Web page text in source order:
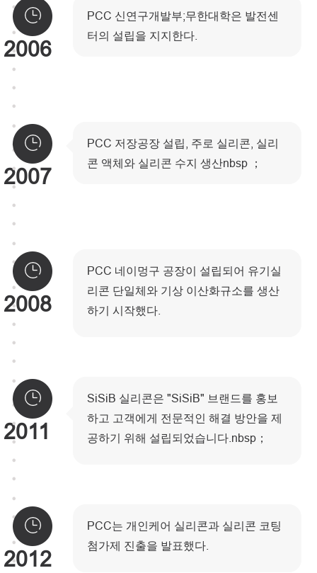
2006
PCC 신연구개발부;무한대학은 발전센
터의 설립을 지지한다.
2007
PCC 저장공장 설립, 주로 실리콘, 실리
콘 액체와 실리콘 수지 생산nbsp ；
2008
PCC 네이멍구 공장이 설립되어 유기실
리콘 단일체와 기상 이산화규소를 생산
하기 시작했다.
2011
SiSiB 실리콘은 "SiSiB" 브랜드를 홍보
하고 고객에게 전문적인 해결 방안을 제
공하기 위해 설립되었습니다.nbsp；
2012
PCC는 개인케어 실리콘과 실리콘 코팅
첨가제 진출을 발표했다.